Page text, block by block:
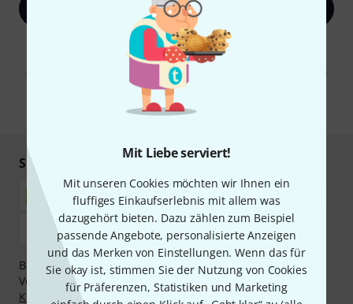
Mit Liebe serviert!
Mit unseren Cookies möchten wir Ihnen ein
fluffiges Einkaufserlebnis mit allem was
dazugehört bieten. Dazu zählen zum Beispiel
passende Angebote, personalisierte Anzeigen
und das Merken von Einstellungen. Wenn das für
Sie okay ist, stimmen Sie der Nutzung von Cookies
für Präferenzen, Statistiken und Marketing
Jetzt anmelden
Mit Klick auf „Jetzt anmelden“ stimmen Sie dem Erhalt von E-Mail-
Werbung und einer Messung des E-Mail-Nutzungsverhaltens zu. Die
Abmeldung ist jederzeit möglich. Weitere Informationen finden Sie in
unseren
Datenschutzhinweisen
* Pflichtfeld
Sicher einkaufen & bezahlen
Bezahlen Sie vertraulich und sicher per Nachnahme,
Vorkasse, PayPal, Amazon Pay, Klarna Sofort bezahlen
Klarna Ratenzahlungoder Kreditkarte.